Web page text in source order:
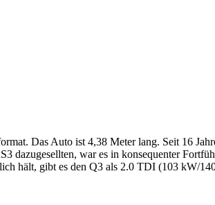
Das Auto ist 4,38 Meter lang. Seit 16
dazugesellten, war es in konsequenter
hält, gibt es den Q3 als 2.0 TDI (103 kW/